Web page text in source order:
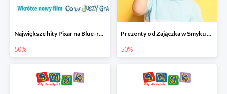
Największe hity Pixar na Blue-rey i DVD w Smyku - drugi film -50%
50%
Prezenty od Zajączka w Smyku do -50%
50%